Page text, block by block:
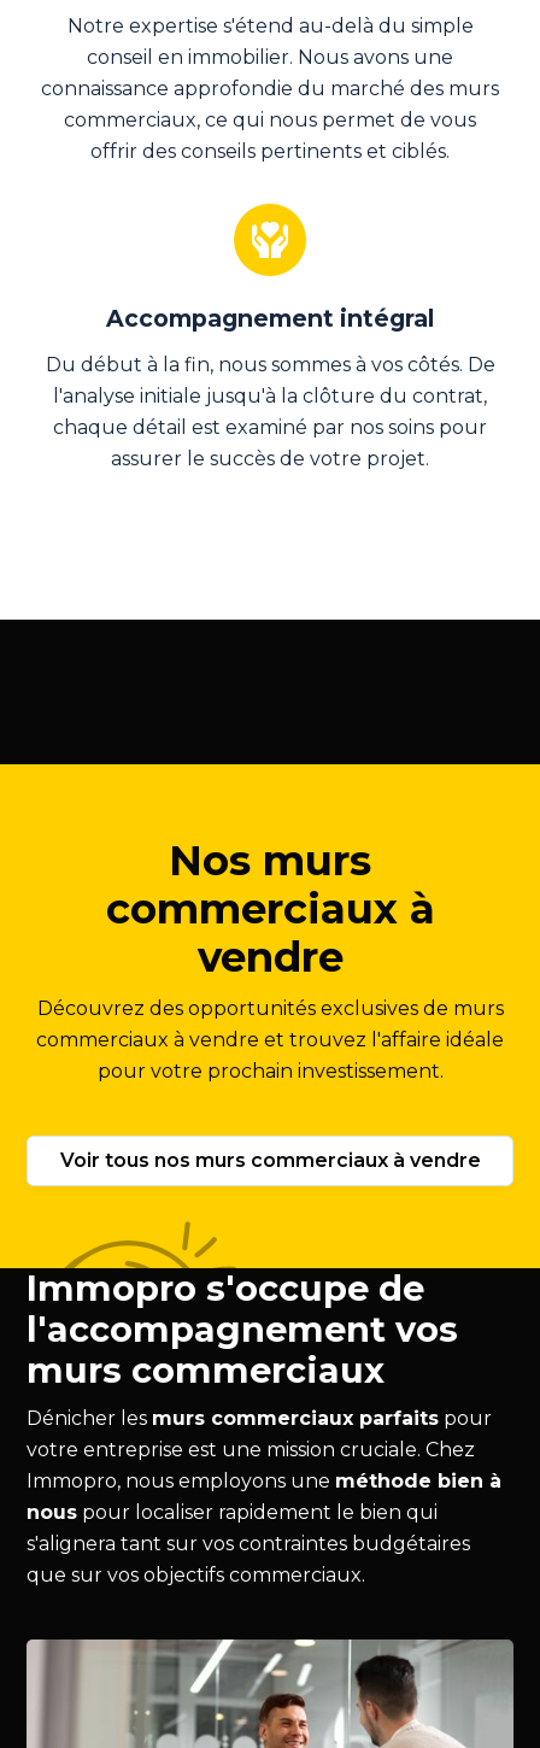
Notre expertise s'étend au-delà du simple
conseil en immobilier. Nous avons une
connaissance approfondie du marché des murs
commerciaux, ce qui nous permet de vous
offrir des conseils pertinents et ciblés.
Accompagnement intégral
Du début à la fin, nous sommes à vos côtés. De
l'analyse initiale jusqu'à la clôture du contrat,
chaque détail est examiné par nos soins pour
assurer le succès de votre projet.
Nos murs
commerciaux à
vendre
Découvrez des opportunités exclusives de murs
commerciaux à vendre et trouvez l'affaire idéale
pour votre prochain investissement.
Voir tous nos murs commerciaux à vendre
Immopro s'occupe de
l'accompagnement vos
murs commerciaux
Dénicher les murs commerciaux parfaits pour
votre entreprise est une mission cruciale. Chez
Immopro, nous employons une méthode bien à
nous pour localiser rapidement le bien qui
s'alignera tant sur vos contraintes budgétaires
que sur vos objectifs commerciaux.